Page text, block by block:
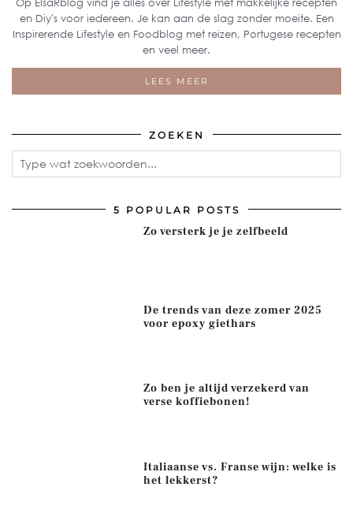
en Diy's voor iedereen. Je kan aan de slag zonder moeite. Een
Inspirerende Lifestyle en Foodblog met reizen, Portugese recepten
en veel meer.
LEES MEER
ZOEKEN
5 POPULAR POSTS
Zo versterk je je zelfbeeld
De trends van deze zomer 2025
voor epoxy giethars
Zo ben je altijd verzekerd van
verse koffiebonen!
Italiaanse vs. Franse wijn: welke is
het lekkerst?